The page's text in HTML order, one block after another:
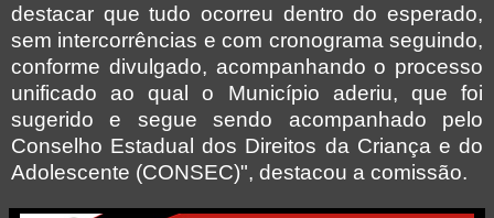
destacar que tudo ocorreu dentro do esperado,
sem intercorrências e com cronograma seguindo,
conforme divulgado, acompanhando o processo
unificado ao qual o Município aderiu, que foi
sugerido e segue sendo acompanhado pelo
Conselho Estadual dos Direitos da Criança e do
Adolescente (CONSEC)", destacou a comissão.